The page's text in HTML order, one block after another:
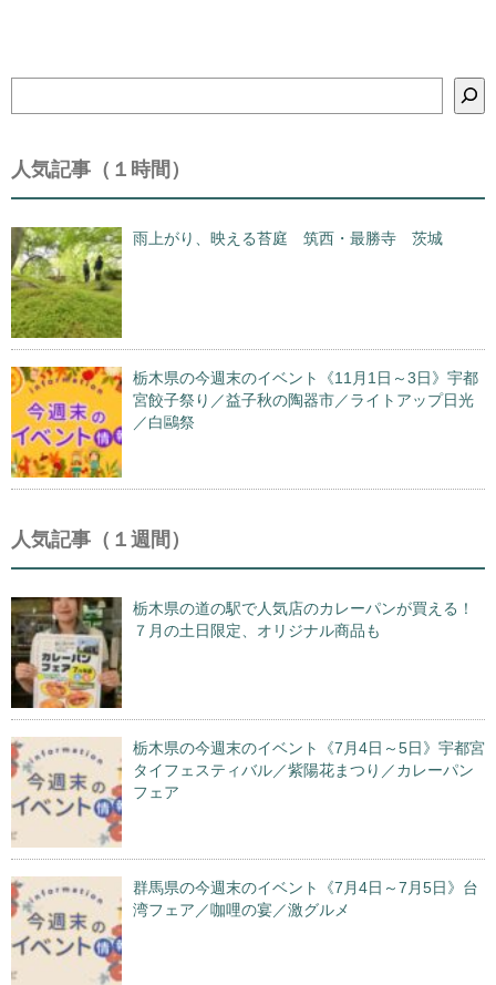
人気記事（１時間）
雨上がり、映える苔庭 筑西・最勝寺 茨城
栃木県の今週末のイベント《11月1日～3日》宇都
宮餃子祭り／益子秋の陶器市／ライトアップ日光
／白鷗祭
人気記事（１週間）
栃木県の道の駅で人気店のカレーパンが買える！
７月の土日限定、オリジナル商品も
栃木県の今週末のイベント《7月4日～5日》宇都宮
タイフェスティバル／紫陽花まつり／カレーパン
フェア
群馬県の今週末のイベント《7月4日～7月5日》台
湾フェア／咖哩の宴／激グルメ